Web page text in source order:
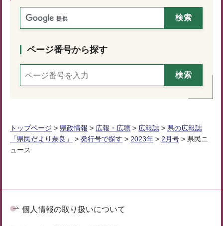
ページ番号から探す
トップページ > 県政情報 > 広報・広聴 > 広報誌 > 県の広報誌
「県民だより奈良」
> 発行号で探す > 2023年 > 2月号 > 県民ニ
ュース
個人情報の取り扱いについて